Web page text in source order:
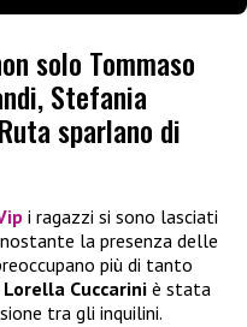
solo Tommaso
Stefania
sparlano di
i ragazzi si sono lasciati
la presenza delle
più di tanto
Lorella Cuccarini è stata
tra gli inquilini.